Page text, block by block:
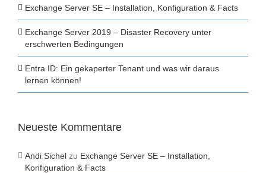
Exchange Server SE – Installation, Konfiguration & Facts
Exchange Server 2019 – Disaster Recovery unter
erschwerten Bedingungen
Entra ID: Ein gekaperter Tenant und was wir daraus
lernen können!
Neueste Kommentare
Andi Sichel zu Exchange Server SE – Installation,
Konfiguration & Facts